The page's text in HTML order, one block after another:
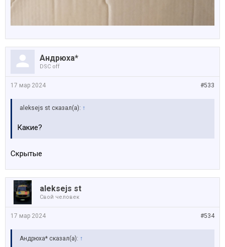
Андрюха*
DSC off
#533
17 мар 2024
aleksejs st сказал(а): ↑
Какие?
Скрытые
aleksejs st
Свой человек
#534
17 мар 2024
Андрюха* сказал(а): ↑